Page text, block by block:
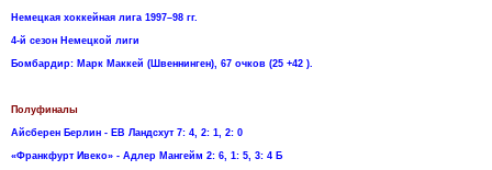
а
Немецкая хоккейная лига 1997–98 гг.
4-й сезон Немецкой лиги
Бомбардир: Марк Маккей (Швеннинген), 67 очков (25 +42 ).
Полуфиналы
Айсберен Берлин - ЕВ Ландсхут 7: 4, 2: 1, 2: 0
«Франкфурт Ивеко» - Адлер Мангейм 2: 6, 1: 5, 3: 4 Б